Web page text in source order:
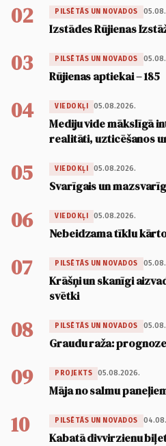
02 PILSĒTĀS UN NOVADOS
Izstādes Rūjienas
03 PILSĒTĀS UN NOVADOS
Rūjienas aptiekai – 185
04 VIEDOKĻI 05.08.2026.
Mediju vide mākslīgā
realitāti, uzticēšanos
05 VIEDOKĻI 05.08.2026.
Svarīgais un
06 VIEDOKĻI 05.08.2026.
Nebeidzama tīklu
07 PILSĒTĀS UN NOVADOS
Krāšņi un skanīgi
svētki
08 PILSĒTĀS UN NOVADOS
Graudu raža:
09 PROJEKTS 05.08.2026.
Māja no salmu
10 PILSĒTĀS UN NOVADOS
Kabatā divvirzienu